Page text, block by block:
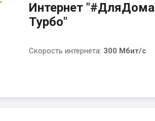
Интернет "#ДляДома
Турбо"
Скорость интернета: 300 Мбит/с